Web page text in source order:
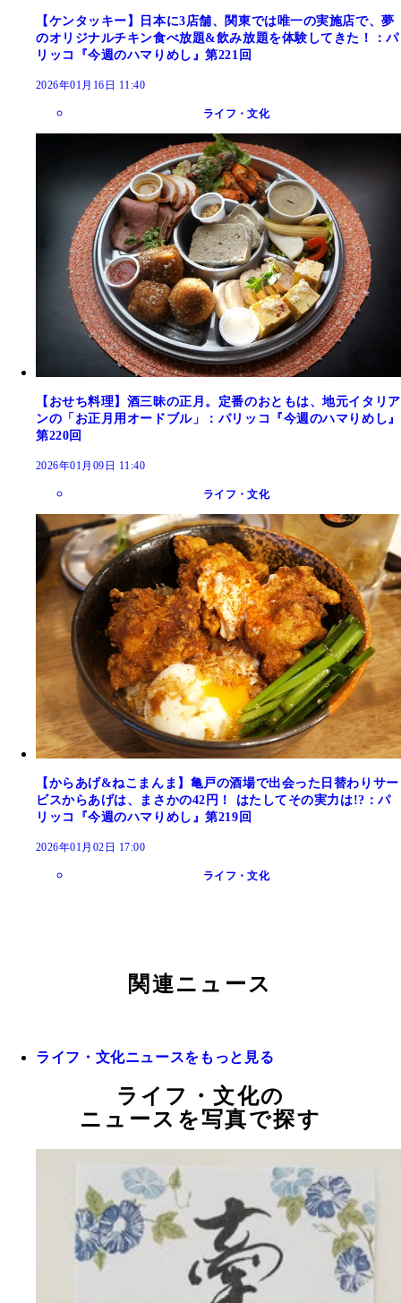
【ケンタッキー】日本に3店舗、関東では唯一の実施店で、夢
のオリジナルチキン食べ放題&飲み放題を体験してきた！：パ
リッコ『今週のハマりめし』第221回
2026年01月16日 11:40
ライフ・文化
【おせち料理】酒三昧の正月。定番のおともは、地元イタリア
ンの「お正月用オードブル」：パリッコ『今週のハマりめし』
第220回
2026年01月09日 11:40
ライフ・文化
【からあげ&ねこまんま】亀戸の酒場で出会った日替わりサー
ビスからあげは、まさかの42円！ はたしてその実力は!?：パ
リッコ『今週のハマりめし』第219回
2026年01月02日 17:00
ライフ・文化
関連ニュース
ライフ・文化ニュースをもっと見る
ライフ・文化の
ニュースを写真で探す